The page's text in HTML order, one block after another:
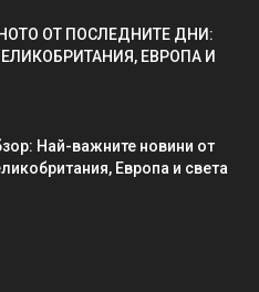
ОТ ПОСЛЕДНИТЕ ДНИ:
ЕВРОПА И
Най-важните новини от
Европа и света